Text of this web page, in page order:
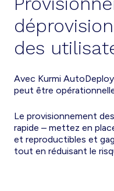
des
Avec Kurmi
peut être
Le provisionnement
rapide – mettez en
et reproductibles et
tout en réduisant le